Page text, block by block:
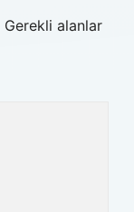
Gerekli alanlar